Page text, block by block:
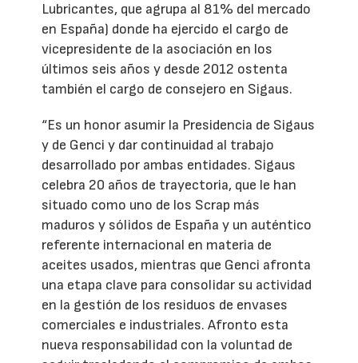
Lubricantes, que agrupa al 81% del mercado
en España) donde ha ejercido el cargo de
vicepresidente de la asociación en los
últimos seis años y desde 2012 ostenta
también el cargo de consejero en Sigaus.
“Es un honor asumir la Presidencia de Sigaus
y de Genci y dar continuidad al trabajo
desarrollado por ambas entidades. Sigaus
celebra 20 años de trayectoria, que le han
situado como uno de los Scrap más
maduros y sólidos de España y un auténtico
referente internacional en materia de
aceites usados, mientras que Genci afronta
una etapa clave para consolidar su actividad
en la gestión de los residuos de envases
comerciales e industriales. Afronto esta
nueva responsabilidad con la voluntad de